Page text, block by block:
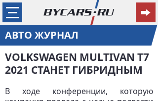
АВТО ЖУРНАЛ
VOLKSWAGEN MULTIVAN T7
2021 СТАНЕТ ГИБРИДНЫМ
В ходе конференции, которую